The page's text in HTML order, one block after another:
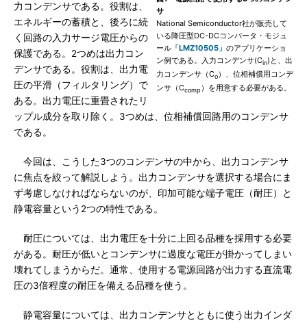
サ
National Semiconductor社が販売して
いる降圧型DC-DCコンバータ・モジュ
ール 「LMZ10505」 のアプリケーショ
ン例である。入力コンデンサ(Cin)と、出
力コンデンサ（Co）、位相補償用コンデ
ンサ（Ccomp）を用意する必要がある。
力コンデンサである。役割は、
エネルギーの蓄積と、後ろに続
く回路の入力サージ電圧からの
保護である。2つめは出力コン
デンサである。役割は、出力電
圧の平滑（フィルタリング）で
ある。出力電圧に重畳されたリ
ップル成分を取り除く。3つめは、位相補償回路用のコンデンサ
である。
今回は、こうした3つのコンデンサの中から、出力コンデンサ
に焦点を絞って解説しよう。出力コンデンサを選択する場合にま
ず考慮しなければならないのが、印加可能な端子電圧（耐圧）と
静電容量という2つの特性である。
耐圧については、出力電圧を十分に上回る品種を採用する必要
がある。耐圧が低いとコンデンサに過度な電圧が掛かってしまい
壊れてしまうからだ。通常、使用する電源回路が出力する直流電
圧の3倍程度の耐圧を備える品種を使う。
静電容量については、出力コンデンサとともに使う出力インダ